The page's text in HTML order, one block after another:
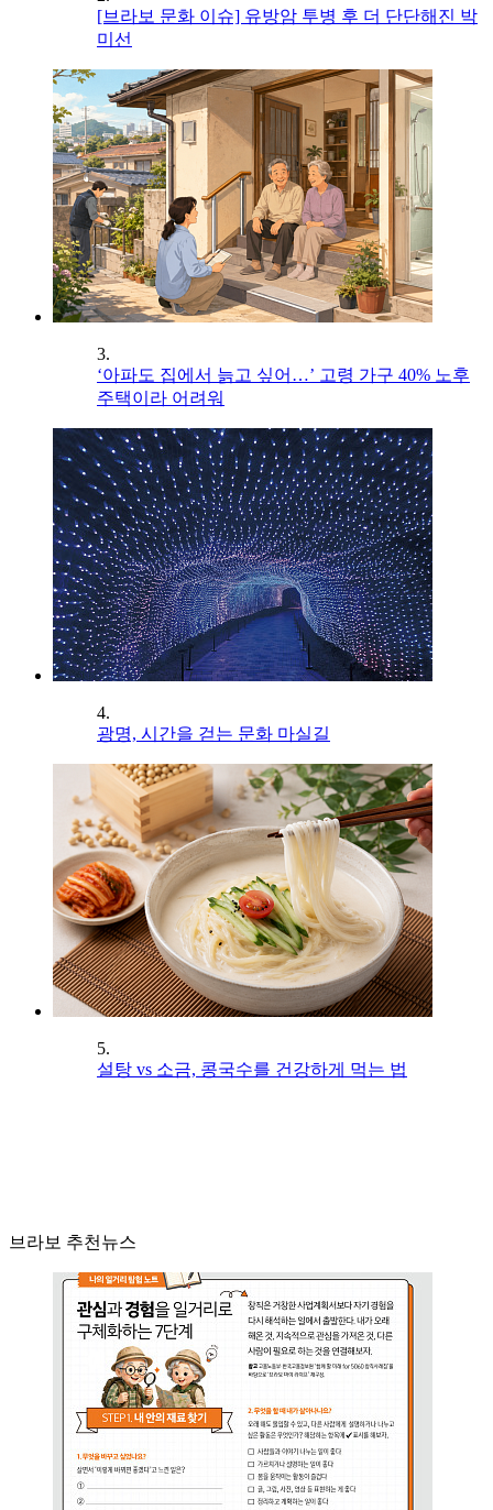
[브라보 문화 이슈] 유방암 투병 후 더 단단해진 박
미선
3.
‘아파도 집에서 늙고 싶어…’ 고령 가구 40% 노후
주택이라 어려워
4.
광명, 시간을 걷는 문화 마실길
5.
설탕 vs 소금, 콩국수를 건강하게 먹는 법
브라보 추천뉴스